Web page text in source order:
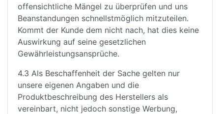
offensichtliche Mängel zu überprüfen und uns
Beanstandungen schnellstmöglich mitzuteilen.
Kommt der Kunde dem nicht nach, hat dies keine
Auswirkung auf seine gesetzlichen
Gewährleistungsansprüche.
4.3 Als Beschaffenheit der Sache gelten nur
unsere eigenen Angaben und die
Produktbeschreibung des Herstellers als
vereinbart, nicht jedoch sonstige Werbung,